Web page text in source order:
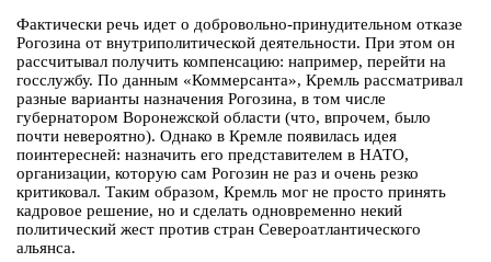
Фактически речь идет о добровольно-принудительном отказе
Рогозина от внутриполитической деятельности. При этом он
рассчитывал получить компенсацию: например, перейти на
госслужбу. По данным «Коммерсанта», Кремль рассматривал
разные варианты назначения Рогозина, в том числе
губернатором Воронежской области (что, впрочем, было
почти невероятно). Однако в Кремле появилась идея
поинтересней: назначить его представителем в НАТО,
организации, которую сам Рогозин не раз и очень резко
критиковал. Таким образом, Кремль мог не просто принять
кадровое решение, но и сделать одновременно некий
политический жест против стран Североатлантического
альянса.